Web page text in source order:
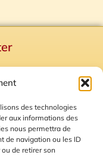
des technologies
aux informations des
nous permettra de
de navigation ou les ID
de retirer son
du site